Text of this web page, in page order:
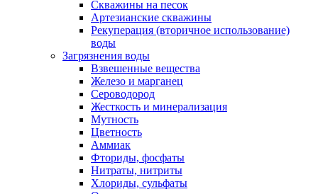
Скважины на песок
Артезианские скважины
Рекуперация (вторичное использование)
воды
Загрязнения воды
Взвешенные вещества
Железо и марганец
Сероводород
Жесткость и минерализация
Мутность
Цветность
Аммиак
Фториды, фосфаты
Нитраты, нитриты
Хлориды, сульфаты